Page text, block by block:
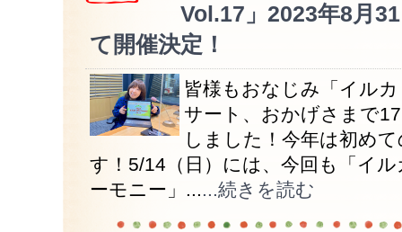
Vol.17」2023年8月
て開催決定！
皆様もおなじみ「イル
サート、おかげさまで
しました！今年は初め
す！5/14（日）には、今回も「イ
ーモニー」......続きを読む